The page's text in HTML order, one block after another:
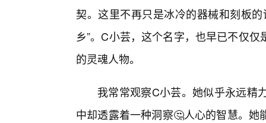
契。这里不再只是冰冷的器械和刻板
乡”。C小芸，这个名字，也早已不仅
的灵魂人物。
我常常观察C小芸。她似乎永远精
中却透露着一种洞察🤔人心的智慧。